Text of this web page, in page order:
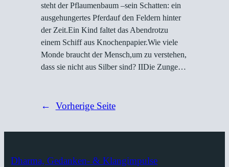
steht der Pflaumenbaum –sein Schatten: ein
ausgehungertes Pferdauf den Feldern hinter
der Zeit.Ein Kind faltet das Abendrotzu
einem Schiff aus Knochenpapier.Wie viele
Monde braucht der Mensch,um zu verstehen,
dass sie nicht aus Silber sind? IIDie Zunge…
← Vorherige Seite
Dharma, Gedanken- & Klangimpulse